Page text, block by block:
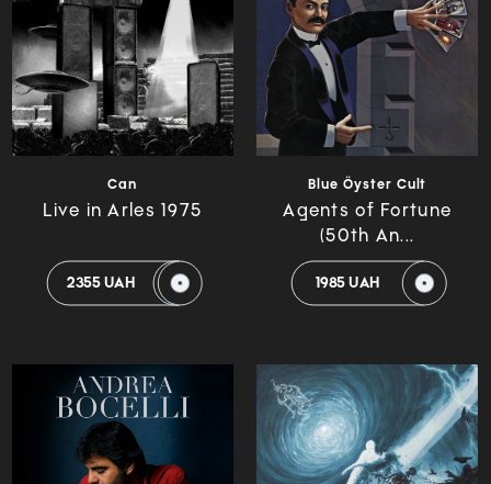
Can
Live in Arles 1975
2355 UAH
Blue Öyster Cult
Agents of Fortune
(50th An...
1985 UAH